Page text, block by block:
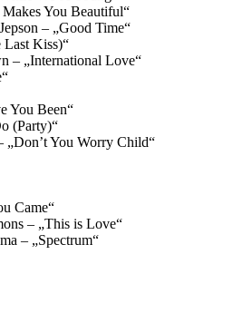
You Beautiful“
– „Good Time“
Kiss)“
– „International Love“
You Been“
(Party)“
„Don’t You Worry Child“
Came“
– „This is Love“
– „Spectrum“